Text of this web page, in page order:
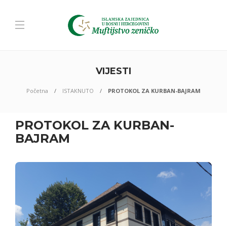
VIJESTI
Početna ISTAKNUTO PROTOKOL ZA KURBAN-BAJRAM
PROTOKOL ZA KURBAN-
BAJRAM